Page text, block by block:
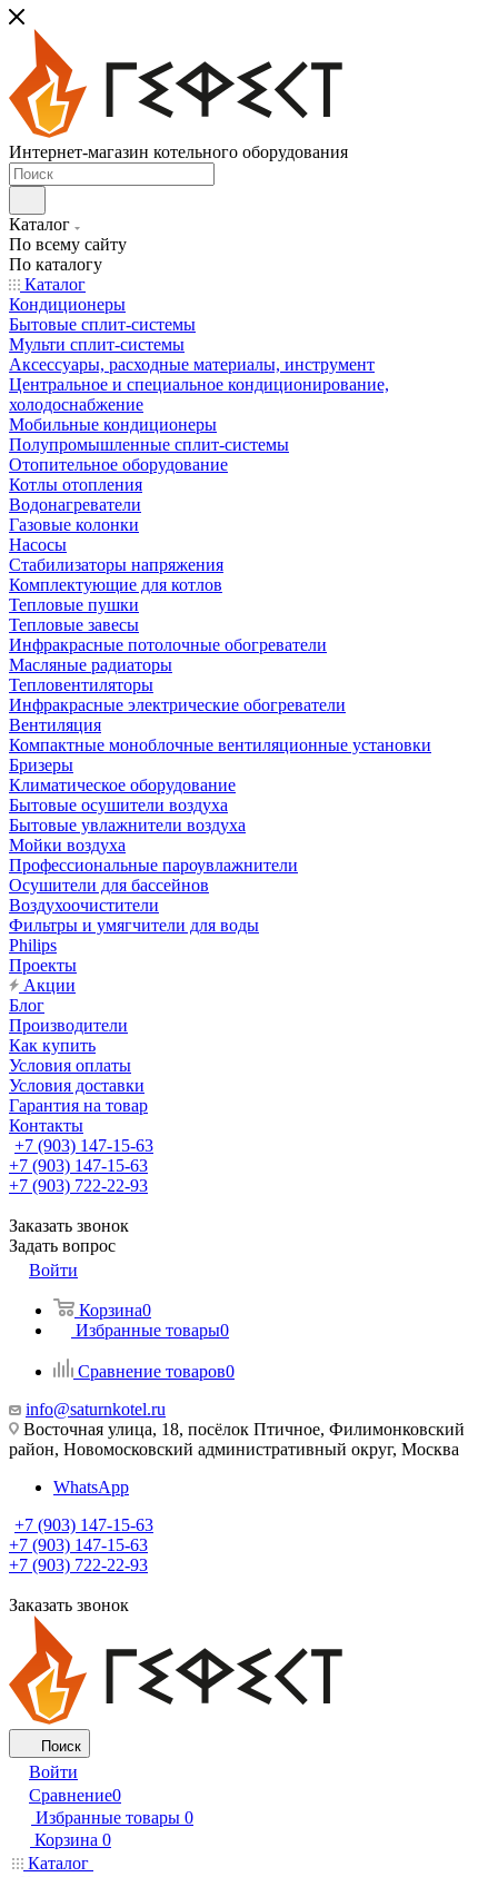
Интернет-магазин котельного оборудования
Каталог
По всему сайту
По каталогу
Каталог
Кондиционеры
Бытовые сплит-системы
Мульти сплит-системы
Аксессуары, расходные материалы, инструмент
Центральное и специальное кондиционирование,
холодоснабжение
Мобильные кондиционеры
Полупромышленные сплит-системы
Отопительное оборудование
Котлы отопления
Водонагреватели
Газовые колонки
Насосы
Стабилизаторы напряжения
Комплектующие для котлов
Тепловые пушки
Тепловые завесы
Инфракрасные потолочные обогреватели
Масляные радиаторы
Тепловентиляторы
Инфракрасные электрические обогреватели
Вентиляция
Компактные моноблочные вентиляционные установки
Бризеры
Климатическое оборудование
Бытовые осушители воздуха
Бытовые увлажнители воздуха
Мойки воздуха
Профессиональные пароувлажнители
Осушители для бассейнов
Воздухоочистители
Фильтры и умягчители для воды
Philips
Проекты
Акции
Блог
Производители
Как купить
Условия оплаты
Условия доставки
Гарантия на товар
Контакты
+7 (903) 147-15-63
+7 (903) 147-15-63
+7 (903) 722-22-93
Заказать звонок
Задать вопрос
Войти
Корзина0
Избранные товары0
Сравнение товаров0
info@saturnkotel.ru
Восточная улица, 18, посёлок Птичное, Филимонковский
район, Новомосковский административный округ, Москва
WhatsApp
+7 (903) 147-15-63
+7 (903) 147-15-63
+7 (903) 722-22-93
Заказать звонок
Поиск
Войти
Сравнение0
Избранные товары 0
Корзина 0
Каталог